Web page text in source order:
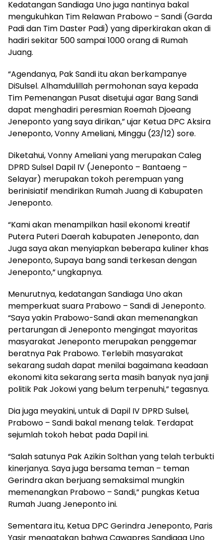
Kedatangan Sandiaga Uno juga nantinya bakal
mengukuhkan Tim Relawan Prabowo – Sandi (Garda
Padi dan Tim Daster Padi) yang diperkirakan akan di
hadiri sekitar 500 sampai 1000 orang di Rumah
Juang.
“Agendanya, Pak Sandi itu akan berkampanye
DiSulsel. Alhamdulillah permohonan saya kepada
Tim Pemenangan Pusat disetujui agar Bang Sandi
dapat menghadiri peresmian Roemah Djoeang
Jeneponto yang saya dirikan,” ujar Ketua DPC Aksira
Jeneponto, Vonny Ameliani, Minggu (23/12) sore.
Diketahui, Vonny Ameliani yang merupakan Caleg
DPRD Sulsel Dapil IV (Jeneponto – Bantaeng –
Selayar) merupakan tokoh perempuan yang
berinisiatif mendirikan Rumah Juang di Kabupaten
Jeneponto.
“Kami akan menampilkan hasil ekonomi kreatif
Putera Puteri Daerah kabupaten Jeneponto, dan
Juga saya akan menyiapkan beberapa kuliner khas
Jeneponto, Supaya bang sandi terkesan dengan
Jeneponto,” ungkapnya.
Menurutnya, kedatangan Sandiaga Uno akan
memperkuat suara Prabowo – Sandi di Jeneponto.
“Saya yakin Prabowo-Sandi akan memenangkan
pertarungan di Jeneponto mengingat mayoritas
masyarakat Jeneponto merupakan penggemar
beratnya Pak Prabowo. Terlebih masyarakat
sekarang sudah dapat menilai bagaimana keadaan
ekonomi kita sekarang serta masih banyak nya janji
politik Pak Jokowi yang belum terpenuhi,” tegasnya.
Dia juga meyakini, untuk di Dapil IV DPRD Sulsel,
Prabowo – Sandi bakal menang telak. Terdapat
sejumlah tokoh hebat pada Dapil ini.
“Salah satunya Pak Azikin Solthan yang telah terbukti
kinerjanya. Saya juga bersama teman – teman
Gerindra akan berjuang semaksimal mungkin
memenangkan Prabowo – Sandi,” pungkas Ketua
Rumah Juang Jeneponto ini.
Sementara itu, Ketua DPC Gerindra Jeneponto, Paris